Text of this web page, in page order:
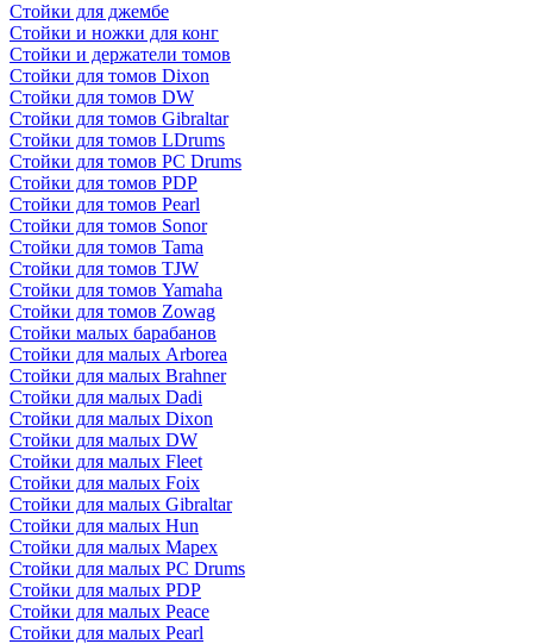
Стойки для джембе
Стойки и ножки для конг
Стойки и держатели томов
Стойки для томов Dixon
Стойки для томов DW
Стойки для томов Gibraltar
Стойки для томов LDrums
Стойки для томов PC Drums
Стойки для томов PDP
Стойки для томов Pearl
Стойки для томов Sonor
Стойки для томов Tama
Стойки для томов TJW
Стойки для томов Yamaha
Стойки для томов Zowag
Стойки малых барабанов
Стойки для малых Arborea
Стойки для малых Brahner
Стойки для малых Dadi
Стойки для малых Dixon
Стойки для малых DW
Стойки для малых Fleet
Стойки для малых Foix
Стойки для малых Gibraltar
Стойки для малых Hun
Стойки для малых Mapex
Стойки для малых PC Drums
Стойки для малых PDP
Стойки для малых Peace
Стойки для малых Pearl